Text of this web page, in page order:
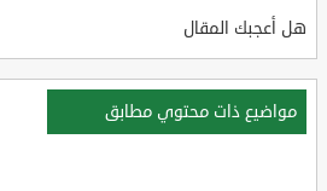
هل أعجبك المقال
مواضيع ذات محتوي مطابق